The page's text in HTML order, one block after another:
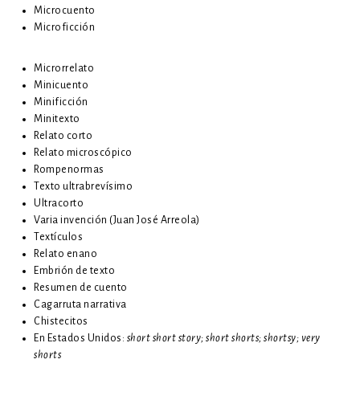
Microcuento
Microficción
Microrrelato
Minicuento
Minificción
Minitexto
Relato corto
Relato microscópico
Rompenormas
Texto ultrabrevísimo
Ultracorto
Varia invención (Juan José Arreola)
Textículos
Relato enano
Embrión de texto
Resumen de cuento
Cagarruta narrativa
Chistecitos
En Estados Unidos: short short story; short shorts; shortsy; very
shorts